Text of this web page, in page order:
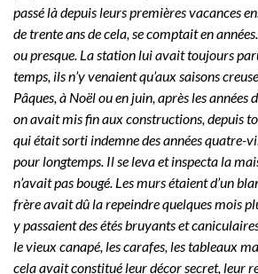
passé là depuis leurs premières vacances
de trente ans de cela, se comptait en
ou presque. La station lui avait toujours
temps, ils n’y venaient qu’aux saisons
Pâques, à Noël ou en juin, après les
on avait mis fin aux constructions, depuis
qui était sorti indemne des années quatre-
pour longtemps. Il se leva et inspecta la
n’avait pas bougé. Les murs étaient d’un
frère avait dû la repeindre quelques mois
y passaient des étés bruyants et
le vieux canapé, les carafes, les tableaux
cela avait constitué leur décor secret, leur